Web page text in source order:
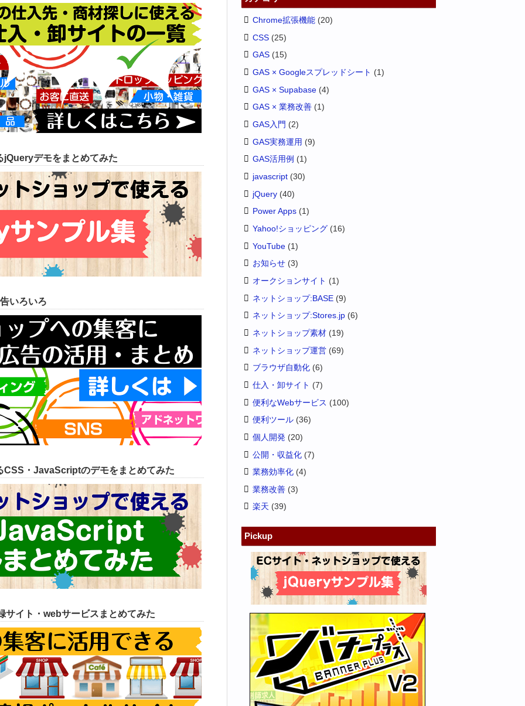
jQueryデモをまとめてみた
いろいろ
CSS・JavaScriptのデモをまとめてみた
サイト・webサービスまとめてみた
Chrome拡張機能 (20)
CSS (25)
GAS (15)
GAS × Googleスプレッドシート (1)
GAS × Supabase (4)
GAS × 業務改善 (1)
GAS入門 (2)
GAS実務運用 (9)
GAS活用例 (1)
javascript (30)
jQuery (40)
Power Apps (1)
Yahoo!ショッピング (16)
YouTube (1)
お知らせ (3)
オークションサイト (1)
ネットショップ:BASE (9)
ネットショップ:Stores.jp (6)
ネットショップ素材 (19)
ネットショップ運営 (69)
ブラウザ自動化 (6)
仕入・卸サイト (7)
便利なWebサービス (100)
便利ツール (36)
個人開発 (20)
公開・収益化 (7)
業務効率化 (4)
業務改善 (3)
楽天 (39)
Pickup